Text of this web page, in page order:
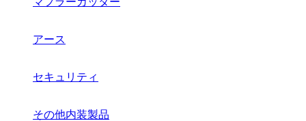
アース
セキュリティ
その他内装製品